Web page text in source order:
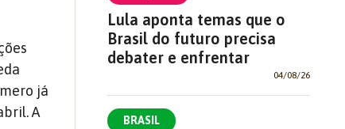
já
A
Lula aponta temas que o
Brasil do futuro precisa
debater e enfrentar
04/08/26
BRASIL